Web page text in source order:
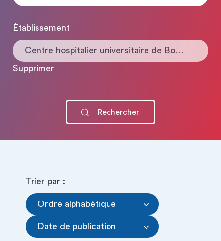
Établissement
Centre hospitalier universitaire de Bordeaux
Supprimer
Trier par :
Ordre alphabétique
Date de publication